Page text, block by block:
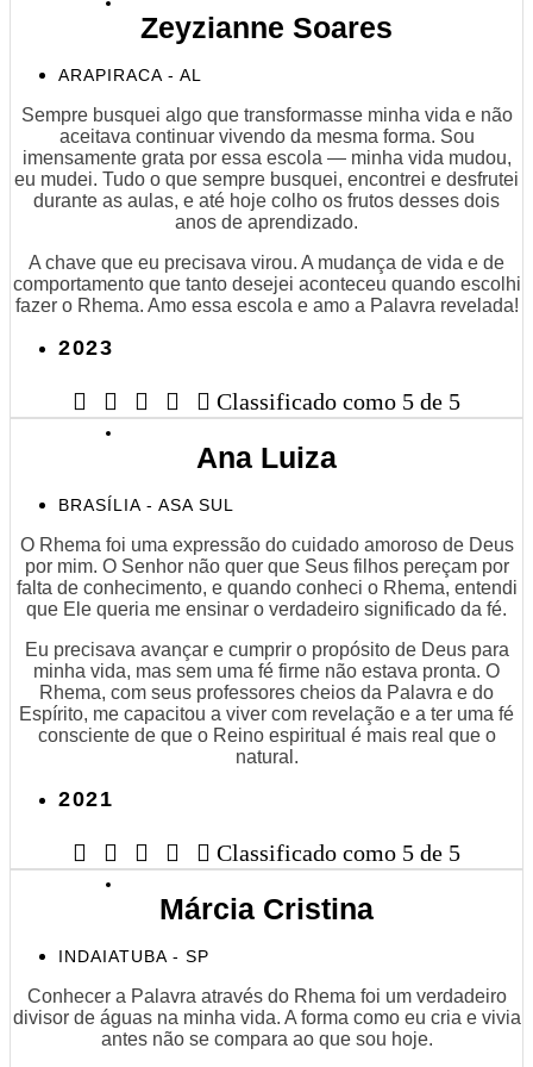
Zeyzianne Soares
ARAPIRACA - AL
Sempre busquei algo que transformasse minha vida e não
aceitava continuar vivendo da mesma forma. Sou
imensamente grata por essa escola — minha vida mudou,
eu mudei. Tudo o que sempre busquei, encontrei e desfrutei
durante as aulas, e até hoje colho os frutos desses dois
anos de aprendizado.
A chave que eu precisava virou. A mudança de vida e de
comportamento que tanto desejei aconteceu quando escolhi
fazer o Rhema. Amo essa escola e amo a Palavra revelada!
2023
     Classificado como 5 de 5
Ana Luiza
BRASÍLIA - ASA SUL
O Rhema foi uma expressão do cuidado amoroso de Deus
por mim. O Senhor não quer que Seus filhos pereçam por
falta de conhecimento, e quando conheci o Rhema, entendi
que Ele queria me ensinar o verdadeiro significado da fé.
Eu precisava avançar e cumprir o propósito de Deus para
minha vida, mas sem uma fé firme não estava pronta. O
Rhema, com seus professores cheios da Palavra e do
Espírito, me capacitou a viver com revelação e a ter uma fé
consciente de que o Reino espiritual é mais real que o
natural.
2021
     Classificado como 5 de 5
Márcia Cristina
INDAIATUBA - SP
Conhecer a Palavra através do Rhema foi um verdadeiro
divisor de águas na minha vida. A forma como eu cria e vivia
antes não se compara ao que sou hoje.